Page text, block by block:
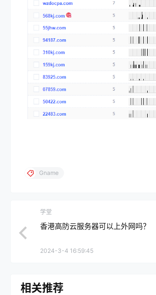
Gname
学堂
香港高防云服务器可以上外网吗？
2024-3-4 16:59:45
相关推荐